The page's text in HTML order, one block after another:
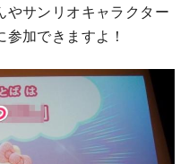
やサンリオキャラクター
加できますよ！